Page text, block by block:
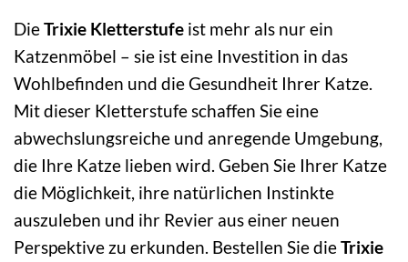
DieTrixie Kletterstufe ist mehr als nur ein
Katzenmöbel – sie ist eine Investition in das
Wohlbefinden und die Gesundheit Ihrer Katze.
Mit dieser Kletterstufe schaffen Sie eine
abwechslungsreiche und anregende Umgebung,
die Ihre Katze lieben wird. Geben Sie Ihrer Katze
die Möglichkeit, ihre natürlichen Instinkte
auszuleben und ihr Revier aus einer neuen
Perspektive zu erkunden. Bestellen Sie dieTrixie